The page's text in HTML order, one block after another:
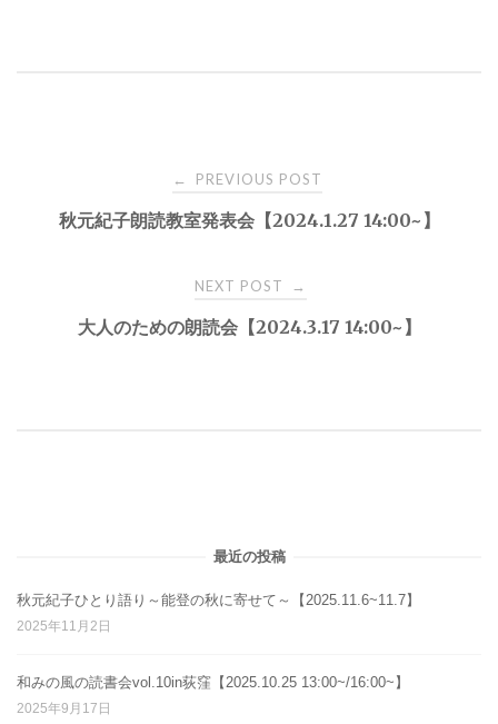
navigation
← PREVIOUS POST
秋元紀子朗読教室発表会【2024.1.27 14:00~】
NEXT POST →
大人のための朗読会【2024.3.17 14:00~】
最近の投稿
秋元紀子ひとり語り～能登の秋に寄せて～【2025.11.6~11.7】
2025年11月2日
和みの風の読書会vol.10in荻窪【2025.10.25 13:00~/16:00~】
2025年9月17日